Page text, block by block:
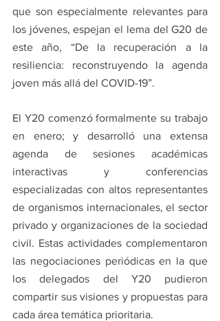
que son especialmente relevantes para
los jóvenes, espejan el lema del G20 de
este año, “De la recuperación a la
resiliencia: reconstruyendo la agenda
joven más allá del COVID-19”.
El Y20 comenzó formalmente su trabajo
en enero; y desarrolló una extensa
agenda de sesiones académicas
interactivas y conferencias
especializadas con altos representantes
de organismos internacionales, el sector
privado y organizaciones de la sociedad
civil. Estas actividades complementaron
las negociaciones periódicas en la que
los delegados del Y20 pudieron
compartir sus visiones y propuestas para
cada área temática prioritaria.